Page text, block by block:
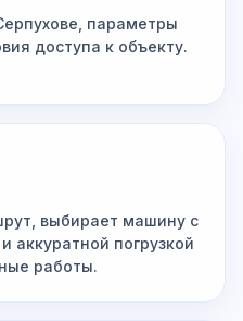
параметры
доступа к объекту.
выбирает машину с
аккуратной погрузкой
работы.